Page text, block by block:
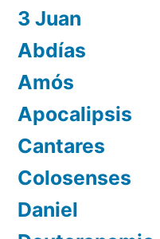
3 Juan
Abdías
Amós
Apocalipsis
Cantares
Colosenses
Daniel